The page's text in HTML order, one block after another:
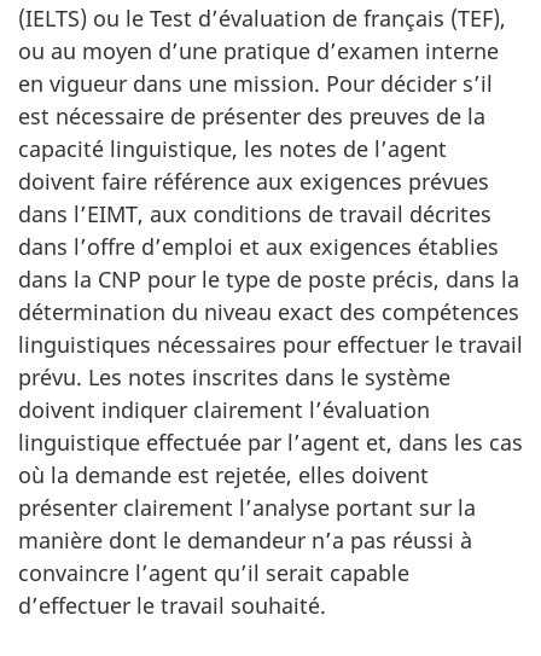
(IELTS) ou le Test d’évaluation de français (TEF),
ou au moyen d’une pratique d’examen interne
en vigueur dans une mission. Pour décider s’il
est nécessaire de présenter des preuves de la
capacité linguistique, les notes de l’agent
doivent faire référence aux exigences prévues
dans l’EIMT, aux conditions de travail décrites
dans l’offre d’emploi et aux exigences établies
dans la CNP pour le type de poste précis, dans la
détermination du niveau exact des compétences
linguistiques nécessaires pour effectuer le travail
prévu. Les notes inscrites dans le système
doivent indiquer clairement l’évaluation
linguistique effectuée par l’agent et, dans les cas
où la demande est rejetée, elles doivent
présenter clairement l’analyse portant sur la
manière dont le demandeur n’a pas réussi à
convaincre l’agent qu’il serait capable
d’effectuer le travail souhaité.